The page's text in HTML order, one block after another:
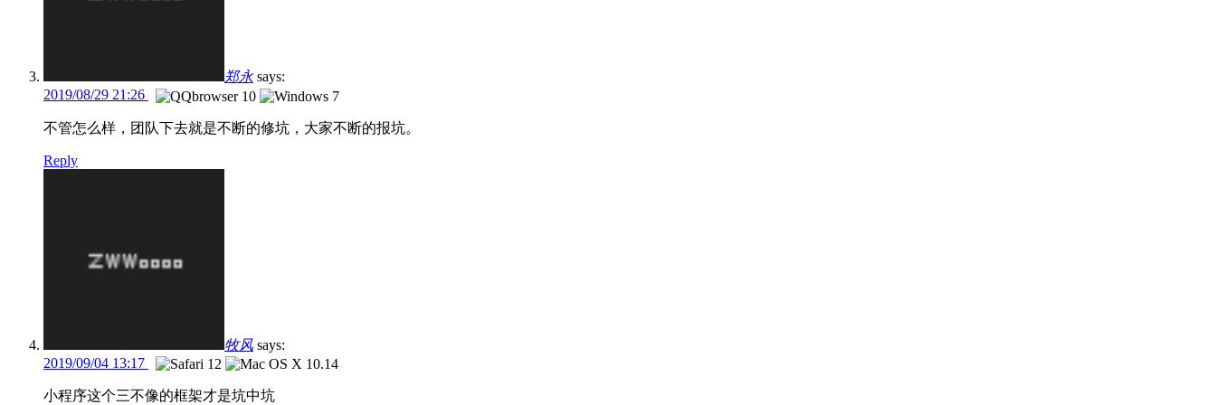
郑永 says:
2019/08/29 21:26
不管怎么样，团队下去就是不断的修坑，大家不断的报坑。
Reply
牧风 says:
2019/09/04 13:17
小程序这个三不像的框架才是坑中坑